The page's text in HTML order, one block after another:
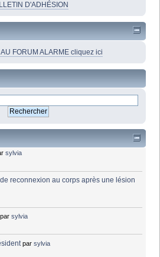
D'ADHÉSION
FORUM ALARME cliquez ici
sylvia
reconnexion au corps après une lésion
parsylvia
parsylvia